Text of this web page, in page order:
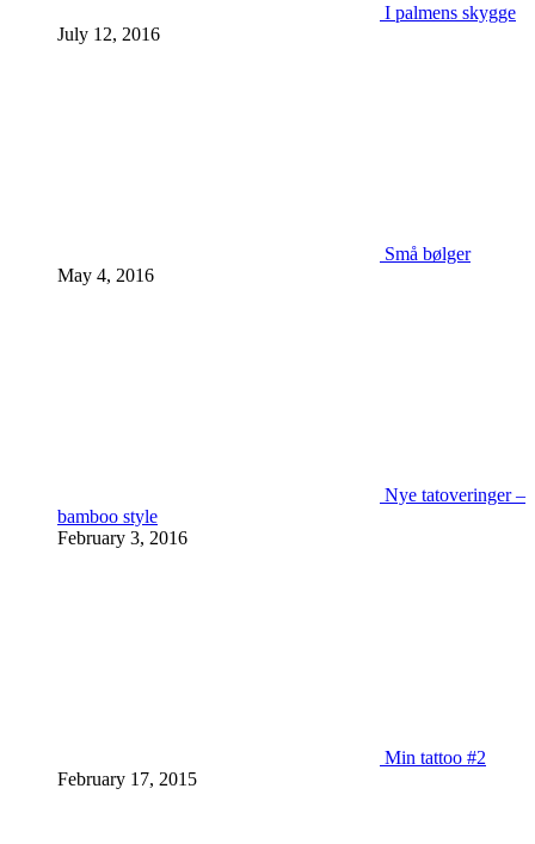
I palmens skygge
July 12, 2016
Små bølger
May 4, 2016
Nye tatoveringer –
bamboo style
February 3, 2016
Min tattoo #2
February 17, 2015